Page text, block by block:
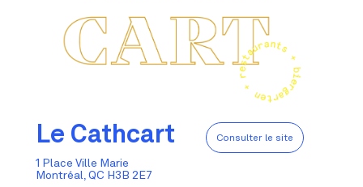
Le Cathcart Consulter le site
1 Place Ville Marie
Montréal, QC H3B 2E7